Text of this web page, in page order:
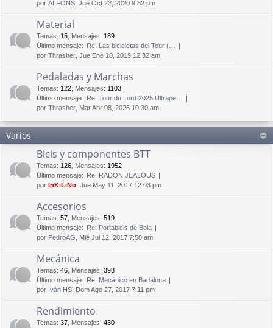
por ALFONS , Jue Oct 22, 2020 9:32 pm
Material
Temas: 15 Mensajes: 189
Último mensaje: Re: Las bicicletas del Tour (…
por Thrasher , Jue Ene 10, 2019 12:32 am
Pedaladas y Marchas
Temas: 122 Mensajes: 1103
Último mensaje: Re: Tour du Lord 2025 Ultrape…
por Thrasher , Mar Abr 08, 2025 10:30 am
Varios
Bicis y componentes BTT
Temas: 126 Mensajes: 1952
Último mensaje: Re: RADON JEALOUS
por InKiLiNo , Jue May 11, 2017 12:03 pm
Accesorios
Temas: 57 Mensajes: 519
Último mensaje: Re: Portabicis de Bola
por PedroAG , Mié Jul 12, 2017 7:50 am
Mecánica
Temas: 46 Mensajes: 398
Último mensaje: Re: Mecánico en Badalona
por Iván HS , Dom Ago 27, 2017 7:11 pm
Rendimiento
Temas: 37 Mensajes: 430